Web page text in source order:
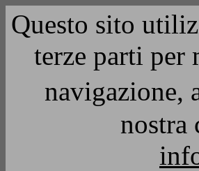
Questo sito
terze parti per
navigazione,